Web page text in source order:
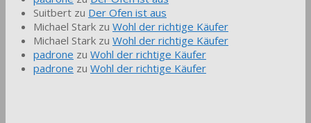
Suitbert zu Der Ofen ist aus
Michael Stark zu Wohl der richtige Käufer
Michael Stark zu Wohl der richtige Käufer
padrone zu Wohl der richtige Käufer
padrone zu Wohl der richtige Käufer